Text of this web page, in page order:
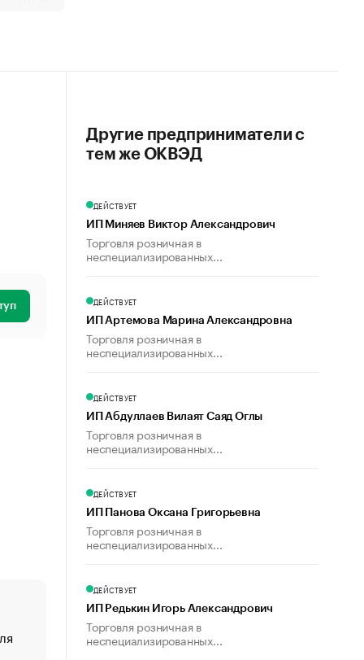
«От спорта тело стареет иначе». Как живет глава
создавшей GTA
Другие предприниматели с
тем же ОКВЭД
ДЕЙСТВУЕТ
ИП Миняев Виктор Александрович
Торговля розничная в
неспециализированных...
ДЕЙСТВУЕТ
ИП Артемова Марина Александровна
Торговля розничная в
неспециализированных...
ДЕЙСТВУЕТ
ИП Абдуллаев Вилаят Саяд Оглы
Торговля розничная в
неспециализированных...
ДЕЙСТВУЕТ
ИП Панова Оксана Григорьевна
Торговля розничная в
неспециализированных...
ДЕЙСТВУЕТ
ИП Редькин Игорь Александрович
Торговля розничная в
неспециализированных...